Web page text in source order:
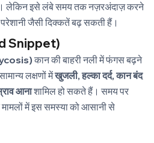
लेकिन इसे लंबे समय तक नज़रअंदाज़ करने
जैसी दिक्कतें बढ़ सकती हैं।
Snippet)
कान की बाहरी नली में फंगस बढ़ने
लक्षणों मेंखुजली, हल्का दर्द, कान बंद
आनाशामिल हो सकते हैं। समय पर
में इस समस्या को आसानी से